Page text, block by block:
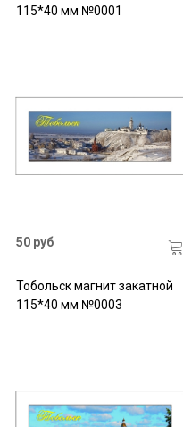
115*40 мм №0001
50 руб
Тобольск магнит закатной
115*40 мм №0003